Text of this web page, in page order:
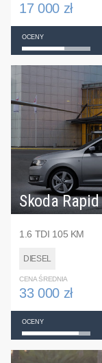
17 000 zł
OCENY
Skoda Rapid
1.6 TDI 105 KM
DIESEL
CENA ŚREDNIA
33 000 zł
OCENY